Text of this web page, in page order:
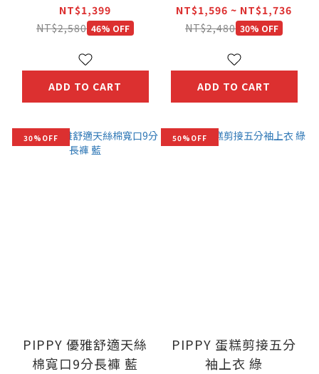
NT$1,399
NT$2,580 46% OFF
ADD TO CART
NT$1,596 ~ NT$1,736
NT$2,480 30% OFF
ADD TO CART
30%OFF
PIPPY 優雅舒適天絲
棉寬口9分長褲 藍
50%OFF
PIPPY 蛋糕剪接五分
袖上衣 綠